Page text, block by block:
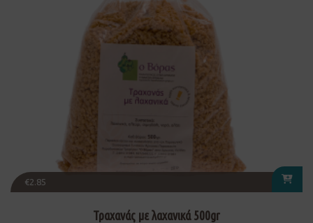
€2.85
Τραχανάς με λαχανικά 500gr